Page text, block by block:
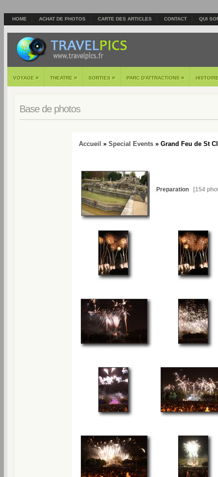
HOME ACHAT DE PHOTOS CARTE DES ARTICLES CONTACT QUI
VOYAGE » THEATRE » SORTIES » PARC D'ATTRACTIONS »
Base de photos
Accueil » Special Events» Grand Feu de St
Preparation[154